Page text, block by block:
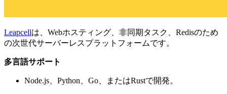
Leapcellは、Webホスティング、非同期タスク、Redisのため
の次世代サーバーレスプラットフォームです。
多言語サポート
Node.js、Python、Go、またはRustで開発。